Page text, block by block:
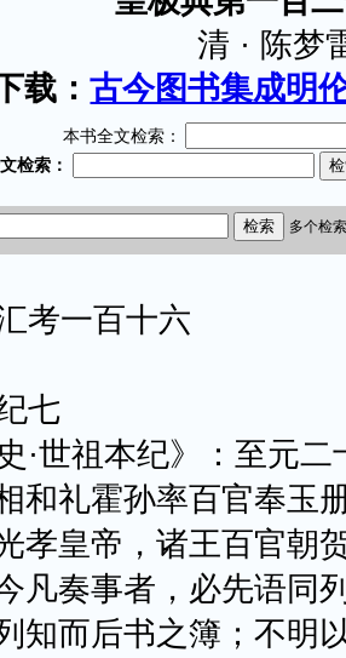
清 · 陈梦
载：古今图书集成明
本书全文检索：
一百十六
七
祖本纪》：至元二
和礼霍孙率百官奉玉
孝皇帝，诸王百官朝
凡奏事者，必先语同
知而后书之簿；不明